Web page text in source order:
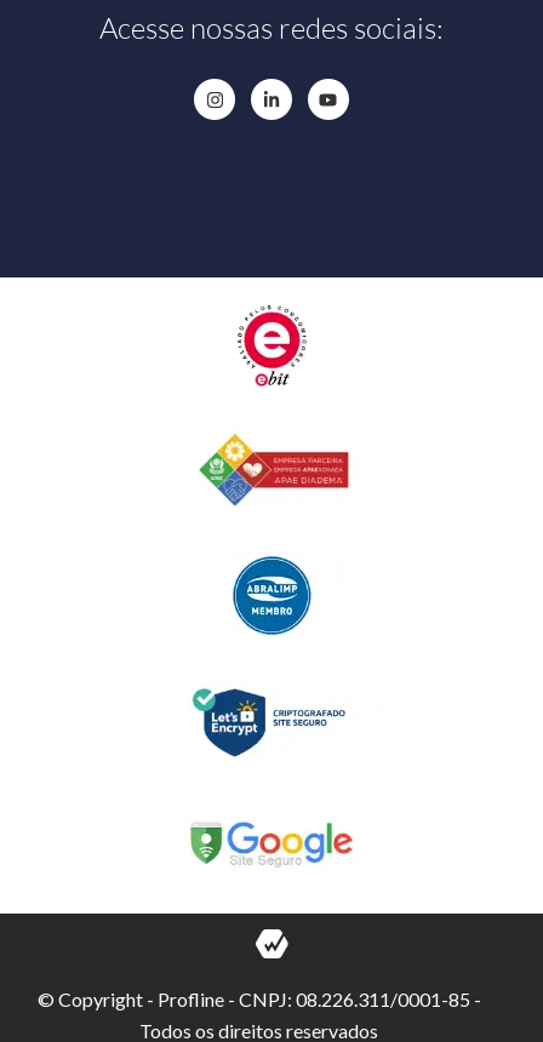
Acesse nossas redes sociais:
© Copyright - Profline - CNPJ: 08.226.311/0001-85 -
Todos os direitos reservados